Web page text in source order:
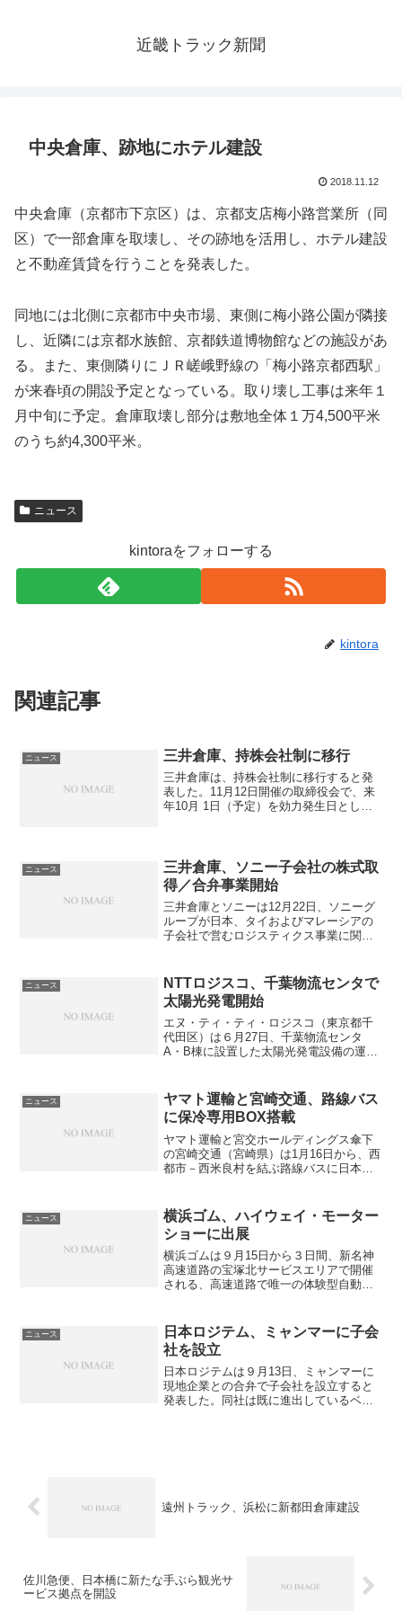
近畿トラック新聞
中央倉庫、跡地にホテル建設
2018.11.12
中央倉庫（京都市下京区）は、京都支店梅小路営業所（同
区）で一部倉庫を取壊し、その跡地を活用し、ホテル建設
と不動産賃貸を行うことを発表した。
同地には北側に京都市中央市場、東側に梅小路公園が隣接
し、近隣には京都水族館、京都鉄道博物館などの施設があ
る。また、東側隣りにＪＲ嵯峨野線の「梅小路京都西駅」
が来春頃の開設予定となっている。取り壊し工事は来年１
月中旬に予定。倉庫取壊し部分は敷地全体１万4,500平米
のうち約4,300平米。
ニュース
kintoraをフォローする
kintora
関連記事
ニュース 三井倉庫、持株会社制に移行
三井倉庫は、持株会社制に移行すると発
表した。11月12日開催の取締役会で、来
年10月 1日（予定）を効力発生日として
と企業価値の持続...
ニュース
三井倉庫、ソニー子会社の株式取
得／合弁事業開始
三井倉庫とソニーは12月22日、ソニーグ
ループが日本、タイおよびマレーシアの
子会社で営むロジスティクス事業に関し
締結した。合弁事業を営む会社は、ソニ
ーに対する物流サービ...
ニュース
NTTロジスコ、千葉物流センタで
太陽光発電開始
エヌ・ティ・ティ・ロジスコ（東京都千
代田区）は６月27日、千葉物流センタ
A・B棟に設置した太陽光発電設備の運転
え、千葉物流センタＡ棟・Ｂ棟の屋根面
を利用し合計2,5...
ニュース
ヤマト運輸と宮崎交通、路線バス
に保冷専用BOX搭載
ヤマト運輸と宮交ホールディングス傘下
の宮崎交通（宮崎県）は1月16日から、西
都市－西米良村を結ぶ路線バスに日本初
の大量輸送にも対応する「客貨混載」を
開始する。宮崎交通...
ニュース
横浜ゴム、ハイウェイ・モーター
ショーに出展
横浜ゴムは９月15日から３日間、新名神
高速道路の宝塚北サービスエリアで開催
される、高速道路で唯一の体験型自動車
展する。出展ブースでは「楽しいハン
ド...
ニュース
日本ロジテム、ミャンマーに子会
社を設立
日本ロジテムは９月13日、ミャンマーに
現地企業との合弁で子会社を設立すると
発表した。同社は既に進出しているベト
遠州トラック、浜松に新都田倉庫建設
佐川急便、日本橋に新たな手ぶら観光サ
ービス拠点を開設